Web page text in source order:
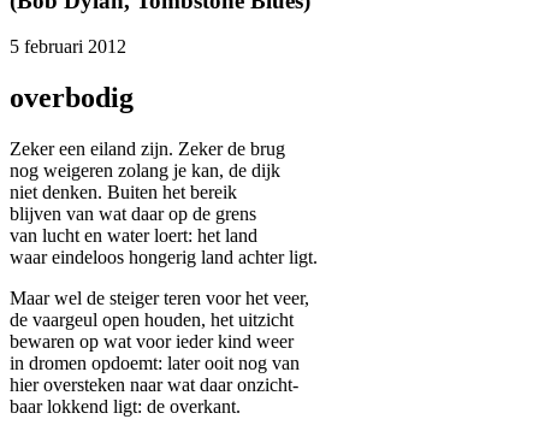
5 februari 2012
overbodig
Zeker een eiland zijn. Zeker de brug
nog weigeren zolang je kan, de dijk
niet denken. Buiten het bereik
blijven van wat daar op de grens
van lucht en water loert: het land
waar eindeloos hongerig land achter ligt.
Maar wel de steiger teren voor het veer,
de vaargeul open houden, het uitzicht
bewaren op wat voor ieder kind weer
in dromen opdoemt: later ooit nog van
hier oversteken naar wat daar onzicht-
baar lokkend ligt: de overkant.